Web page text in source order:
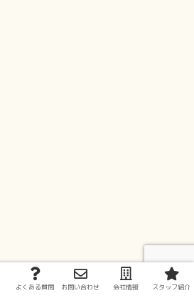
よくある質問 お問い合わせ 会社情報 スタッフ紹介